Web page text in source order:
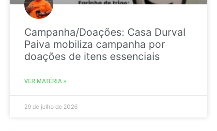
Campanha/Doações: Casa Durval
Paiva mobiliza campanha por
doações de itens essenciais
VER MATÉRIA »
29 de julho de 2026